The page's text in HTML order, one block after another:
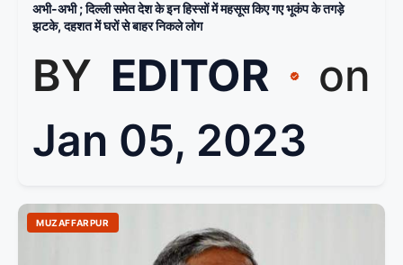
अभी-अभी ; दिल्ली समेत देश के इन हिस्सों में महसूस किए गए भूकंप के तगड़े
झटके, दहशत में घरों से बाहर निकले लोग
BY EDITOR
on
Jan 05, 2023
MUZAFFARPUR